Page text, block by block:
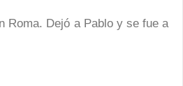
Roma. Dejó a Pablo y se fue a